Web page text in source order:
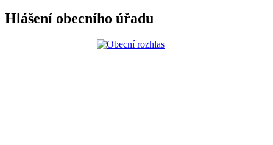
Hlášení obecního úřadu